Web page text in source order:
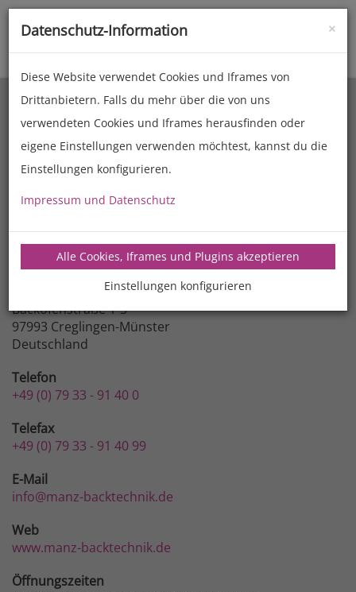
Toggle
Firma
MANZ Backtechnik GmbH
Backofenstraße 1-3
97993 Creglingen-Münster
Deutschland
Telefon
+49 (0) 79 33 - 91 40 0
Telefax
+49 (0) 79 33 - 91 40 99
E-Mail
info@manz-backtechnik.de
Web
www.manz-backtechnik.de
Öffnungszeiten
×
Datenschutz-Information
Diese Website verwendet Cookies und Iframes von
Drittanbietern. Falls du mehr über die von uns
verwendeten Cookies und Iframes herausfinden oder
eigene Einstellungen verwenden möchtest, kannst du die
Einstellungen konfigurieren.
Impressum und Datenschutz
Alle Cookies, Iframes und Plugins akzeptieren
Einstellungen konfigurieren